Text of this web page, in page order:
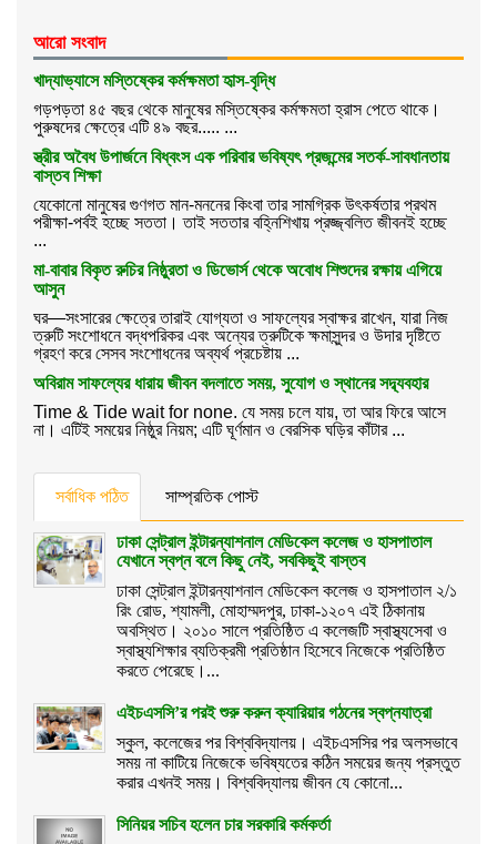
আরো সংবাদ
খাদ্যাভ্যাসে মস্তিষ্কের কর্মক্ষমতা হৃাস-বৃদ্ধি
গড়পড়তা ৪৫ বছর থেকে মানুষের মস্তিষ্কের কর্মক্ষমতা হ্রাস পেতে থাকে।
পুরুষদের ক্ষেত্রে এটি ৪৯ বছর..... ...
স্ত্রীর অবৈধ উপার্জনে বিধ্বংস এক পরিবার ভবিষ্যৎ প্রজন্মের সতর্ক-সাবধানতায়
বাস্তব শিক্ষা
যেকোনো মানুষের গুণগত মান-মননের কিংবা তার সামগ্রিক উৎকর্ষতার প্রথম
পরীক্ষা-পর্বই হচ্ছে সততা। তাই সততার বহ্নিশিখায় প্রজ্জ্বলিত জীবনই হচ্ছে
...
মা-বাবার বিকৃত রুচির নিষ্ঠুরতা ও ডিভোর্স থেকে অবোধ শিশুদের রক্ষায় এগিয়ে
আসুন
ঘর—সংসারের ক্ষেত্রে তারাই যোগ্যতা ও সাফল্যের স্বাক্ষর রাখেন, যারা নিজ
ত্রুটি সংশোধনে বদ্ধপরিকর এবং অন্যের ত্রুটিকে ক্ষমাসুন্দর ও উদার দৃষ্টিতে
গ্রহণ করে সেসব সংশোধনের অব্যর্থ প্রচেষ্টায় ...
অবিরাম সাফল্যের ধারায় জীবন বদলাতে সময়, সুযোগ ও স্থানের সদ্ব্যবহার
Time & Tide wait for none. যে সময় চলে যায়, তা আর ফিরে আসে
না। এটিই সময়ের নিষ্ঠুর নিয়ম; এটি ঘূর্ণমান ও বেরসিক ঘড়ির কাঁটার ...
সর্বাধিক পঠিত সাম্প্রতিক পোস্ট
ঢাকা সেন্ট্রাল ইন্টারন্যাশনাল মেডিকেল কলেজ ও হাসপাতাল
যেখানে স্বপ্ন বলে কিছু নেই, সবকিছুই বাস্তব
ঢাকা সেন্ট্রাল ইন্টারন্যাশনাল মেডিকেল কলেজ ও হাসপাতাল ২/১
রিং রোড, শ্যামলী, মোহাম্মদপুর, ঢাকা-১২০৭ এই ঠিকানায়
অবস্থিত। ২০১০ সালে প্রতিষ্ঠিত এ কলেজটি স্বাস্থ্যসেবা ও
স্বাস্থ্যশিক্ষার ব্যতিক্রমী প্রতিষ্ঠান হিসেবে নিজেকে প্রতিষ্ঠিত
করতে পেরেছে।...
এইচএসসি’র পরই শুরু করুন ক্যারিয়ার গঠনের স্বপ্নযাত্রা
স্কুল, কলেজের পর বিশ্ববিদ্যালয়। এইচএসসির পর অলসভাবে
সময় না কাটিয়ে নিজেকে ভবিষ্যতের কঠিন সময়ের জন্য প্রস্তুত
করার এখনই সময়। বিশ্ববিদ্যালয় জীবন যে কোনো...
সিনিয়র সচিব হলেন চার সরকারি কর্মকর্তা